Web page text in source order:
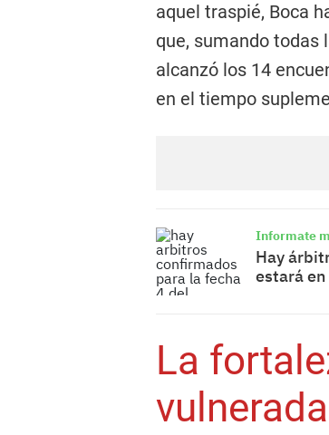
aquel traspié, Boca
que, sumando todas
alcanzó los 14
en el tiempo
Informate
Hay
estará en
La